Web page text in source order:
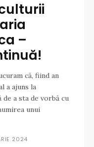
–
a ajuns la
de a sta de vorbă cu
unui
2024